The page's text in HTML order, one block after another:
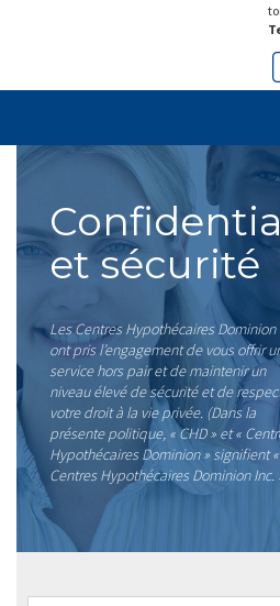
et sécurité
Les Centres Hypothécaires Dominion
ont pris l’engagement de vous offrir
service hors pair et de maintenir un
niveau élevé de sécurité et de
votre droit à la vie privée. (Dans la
présente politique, « CHD » et «
Hypothécaires Dominion » signifient «
Centres Hypothécaires Dominion Inc.